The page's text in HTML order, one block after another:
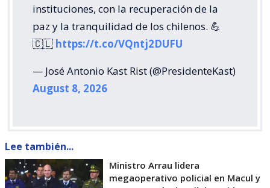
instituciones, con la recuperación de la
paz y la tranquilidad de los chilenos. 💪
🇨🇱 https://t.co/VQntj2DUFU
— José Antonio Kast Rist (@PresidenteKast)
August 8, 2026
Lee también...
Ministro Arrau lidera
megaoperativo policial en Macul y